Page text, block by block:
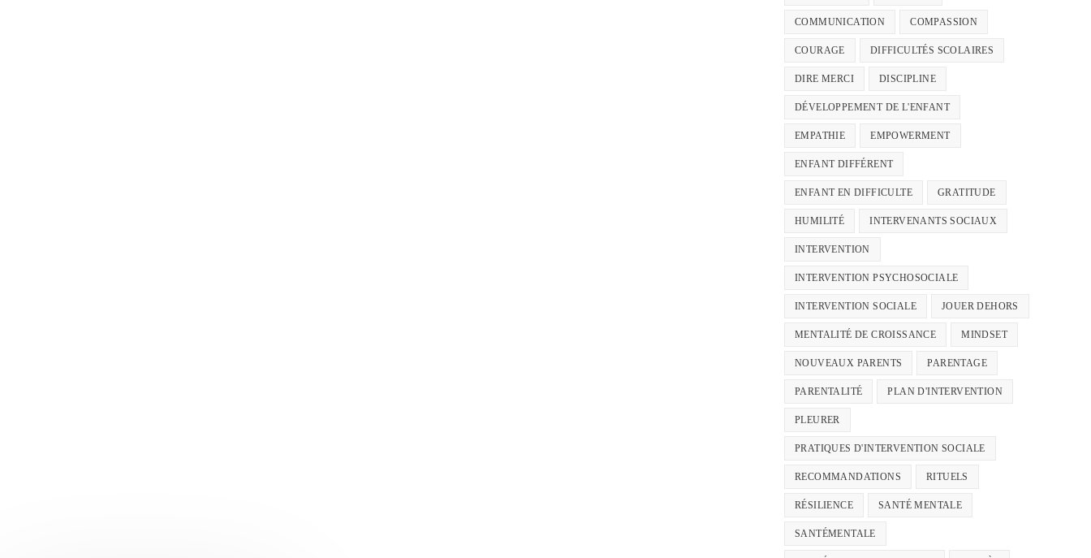
COMMUNICATION COMPASSION
COURAGE DIFFICULTÉS SCOLAIRES
DIRE MERCI DISCIPLINE
DÉVELOPPEMENT DE L'ENFANT
EMPATHIE EMPOWERMENT
ENFANT DIFFÉRENT
ENFANT EN DIFFICULTE GRATITUDE
HUMILITÉ INTERVENANTS SOCIAUX
INTERVENTION
INTERVENTION PSYCHOSOCIALE
INTERVENTION SOCIALE JOUER DEHORS
MENTALITÉ DE CROISSANCE MINDSET
NOUVEAUX PARENTS PARENTAGE
PARENTALITÉ PLAN D'INTERVENTION
PLEURER
PRATIQUES D'INTERVENTION SOCIALE
RECOMMANDATIONS RITUELS
RÉSILIENCE SANTÉ MENTALE
SANTÉMENTALE